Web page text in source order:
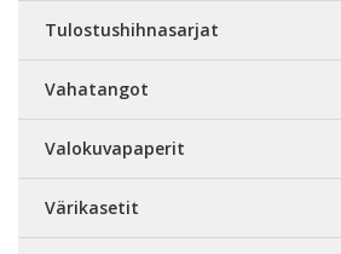
Tulostushihnasarjat
Vahatangot
Valokuvapaperit
Värikasetit